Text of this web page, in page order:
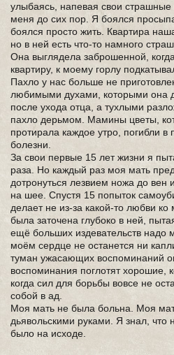
улыбаясь, напевая свои страшные
меня до сих пор. Я боялся
боялся просто жить. Квартира
но в ней есть что-то намного
Она выглядела заброшенной,
квартиру, к моему горлу
Пахло у нас больше не
любимыми духами, которыми она
после ухода отца, а тухлыми
пахло дерьмом. Мамины цветы,
протирала каждое утро, погибли
болезни.
За свои первые 15 лет жизни я
раза. Но каждый раз моя мать
дотронуться лезвием ножа до вен
на шее. Спустя 15 попыток
делает не из-за какой-то любви ко
была заточена глубоко в ней,
ещё больших издевательств надо
моём сердце не останется ни
туман ужасающих воспоминаний
воспоминания поглотят хорошие,
когда сил для борьбы вовсе не
собой в ад.
Моя мать не была больна. Моя
дьявольскими руками. Я знал, что
было на исходе.